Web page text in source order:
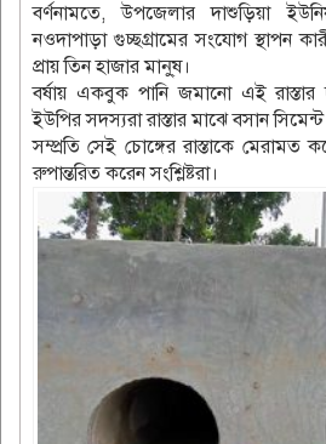
বর্ণনামতে, উপজেলার দাশুড়িয়া
নওদাপাড়া গুচ্ছগ্রামের সংযোগ স্থাপন
প্রায় তিন হাজার মানু্ষ।
বর্ষায় একবুক পানি জমানো এই
ইউপির সদস্যরা রাস্তার মাঝে বসান
সম্প্রতি সেই চোঙ্গের রাস্তাকে মেরামত
রুপান্তরিত করেন সংশ্লিষ্টরা।